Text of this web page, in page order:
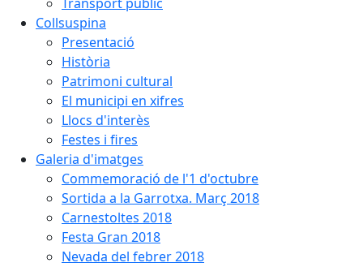
Collsuspina
Presentació
Història
Patrimoni cultural
El municipi en xifres
Llocs d'interès
Festes i fires
Galeria d'imatges
Commemoració de l'1 d'octubre
Sortida a la Garrotxa. Març 2018
Carnestoltes 2018
Festa Gran 2018
Nevada del febrer 2018